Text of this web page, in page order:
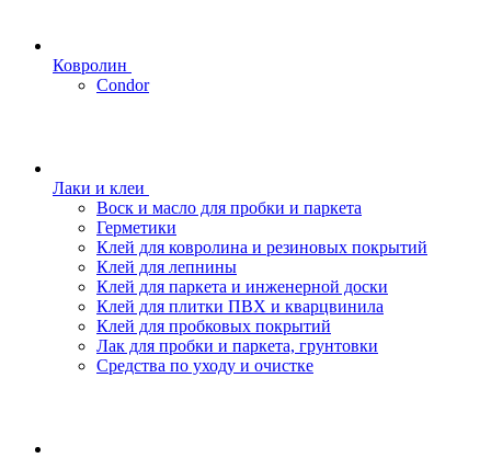
Ковролин
Condor
Лаки и клеи
Воск и масло для пробки и паркета
Герметики
Клей для ковролина и резиновых покрытий
Клей для лепнины
Клей для паркета и инженерной доски
Клей для плитки ПВХ и кварцвинила
Клей для пробковых покрытий
Лак для пробки и паркета, грунтовки
Средства по уходу и очистке